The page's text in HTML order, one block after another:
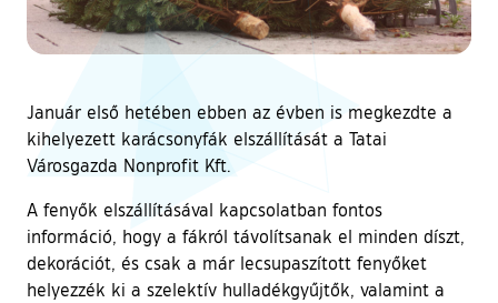
Január első hetében ebben az évben is megkezdte a
kihelyezett karácsonyfák elszállítását a Tatai
Városgazda Nonprofit Kft.
A fenyők elszállításával kapcsolatban fontos
információ, hogy a fákról távolítsanak el minden díszt,
dekorációt, és csak a már lecsupaszított fenyőket
helyezzék ki a szelektív hulladékgyűjtők, valamint a